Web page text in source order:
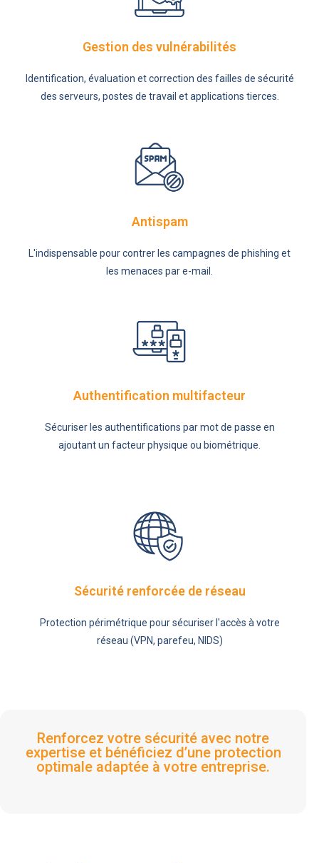
Gestion des vulnérabilités
Identification, évaluation et correction des failles de sécurité
des serveurs, postes de travail et applications tierces.
Antispam
L'indispensable pour contrer les campagnes de phishing et
les menaces par e-mail.
Authentification multifacteur
Sécuriser les authentifications par mot de passe en
ajoutant un facteur physique ou biométrique.
Sécurité renforcée de réseau
Protection périmétrique pour sécuriser l'accès à votre
réseau (VPN, parefeu, NIDS)
Renforcez votre sécurité avec notre
expertise et bénéficiez d’une protection
optimale adaptée à votre entreprise.